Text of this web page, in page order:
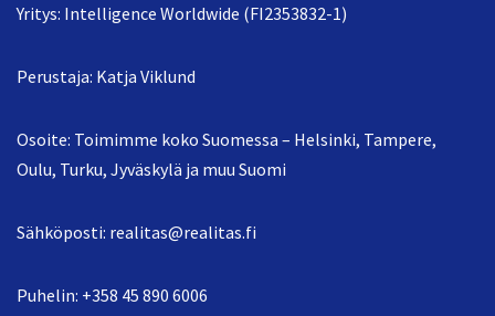
Yritys: Intelligence Worldwide (FI2353832-1)
Perustaja: Katja Viklund
Osoite: Toimimme koko Suomessa – Helsinki, Tampere,
Oulu, Turku, Jyväskylä ja muu Suomi
Sähköposti: realitas@realitas.fi
Puhelin: +358 45 890 6006